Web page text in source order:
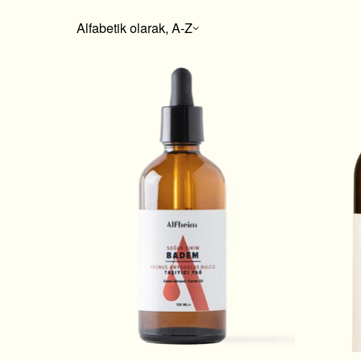
Alfabetik olarak, A-Z